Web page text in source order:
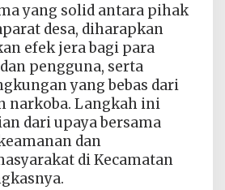
yang solid antara pihak
desa, diharapkan
efek jera bagi para
pengguna, serta
yang bebas dari
narkoba. Langkah ini
dari upaya bersama
dan
di Kecamatan